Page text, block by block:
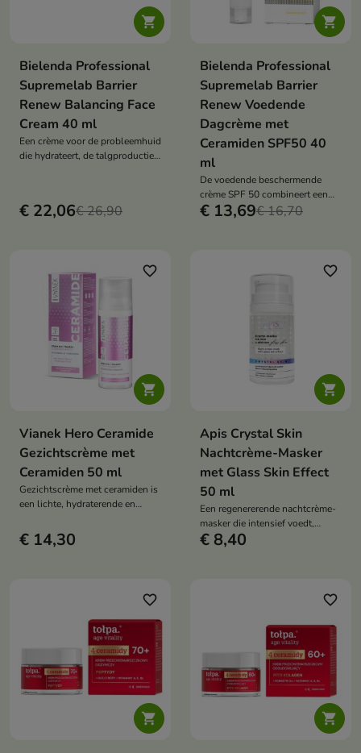

Bielenda Professional
Supremelab Barrier
Renew Balancing Face
Cream 40 ml
Een crème voor de probleemhuid
die hydrateert, de talgproductie
€ 22,06€ 26,90

Bielenda Professional
Supremelab Barrier
Renew Voedende
Dagcrème met
Ceramiden SPF50 40
ml
De voedende beschermende
crème SPF 50 combineert een
hoge zonbescherming met
€ 13,69€ 16,70

favorite_border
Vianek Hero Ceramide
Gezichtscrème met
Ceramiden 50 ml
Gezichtscrème met ceramiden is
een lichte, hydraterende en
hydrolipidenbarrière van de huid
versterkt, intensief hydrateert en
€ 14,30

favorite_border
Apis Crystal Skin
Nachtcrème-Masker
met Glass Skin Effect
50 ml
Een regenererende nachtcrème-
masker die intensief voedt,
hydrateert en na het wakker
€ 8,40

favorite_border

favorite_border